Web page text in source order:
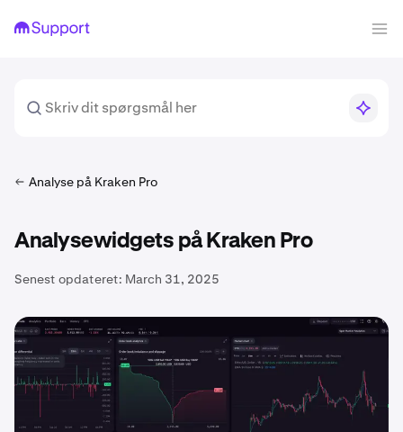
Analyse på Kraken Pro
Analysewidgets på Kraken Pro
Senest opdateret: March 31, 2025